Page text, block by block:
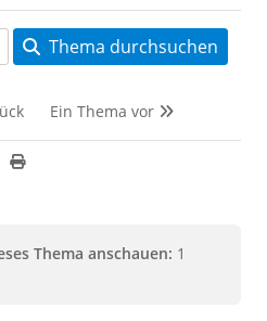
Thema durchsuchen
Ein Thema vor
Thema anschauen: 1